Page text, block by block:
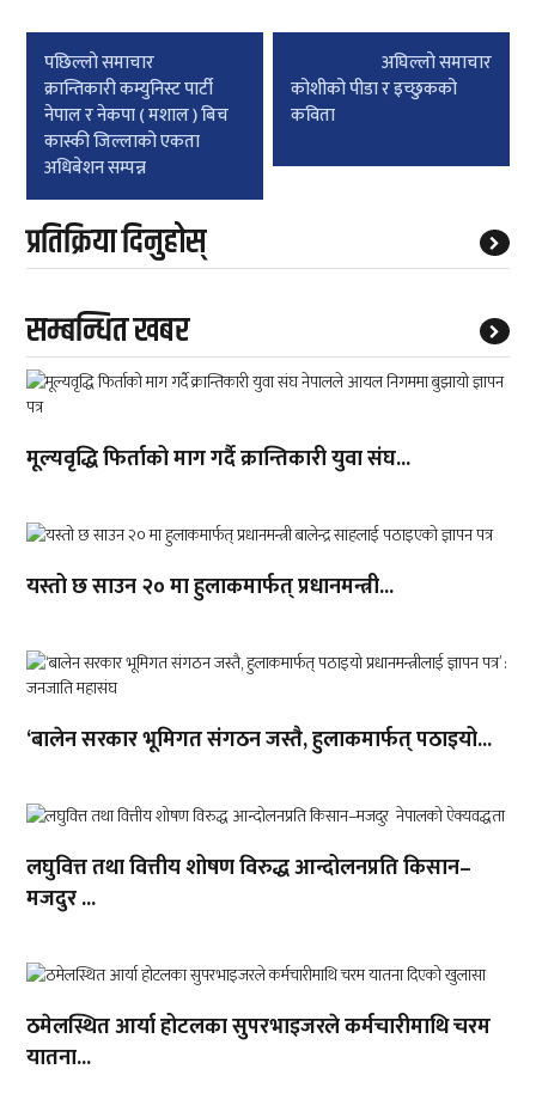
Post
navigation
पछिल्लाे समाचार
क्रान्तिकारी कम्युनिस्ट पार्टी
नेपाल र नेकपा ( मशाल ) बिच
कास्की जिल्लाको एकता
अधिबेशन सम्पन्न
अघिल्लाे समाचार
कोशीको पीडा र इच्छुकको
कविता
प्रतिक्रिया दिनुहोस्
सम्बन्धित खबर
मूल्यवृद्धि फिर्ताको माग गर्दै क्रान्तिकारी युवा संघ...
यस्तो छ साउन २० मा हुलाकमार्फत् प्रधानमन्त्री...
‘बालेन सरकार भूमिगत संगठन जस्तै, हुलाकमार्फत् पठाइयो...
लघुवित्त तथा वित्तीय शोषण विरुद्ध आन्दोलनप्रति किसान–
मजदुर ...
ठमेलस्थित आर्या होटलका सुपरभाइजरले कर्मचारीमाथि चरम
यातना...